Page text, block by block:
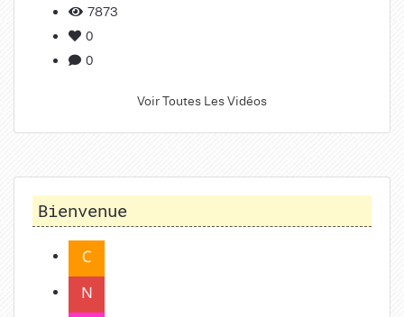
7873
0
0
Voir Toutes Les Vidéos
Bienvenue